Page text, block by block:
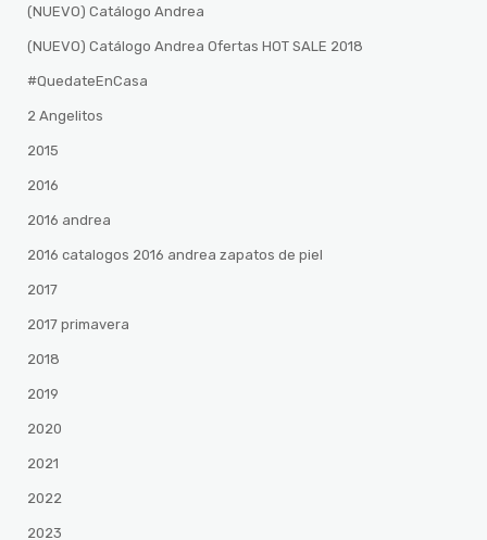
(NUEVO) Catálogo Andrea
(NUEVO) Catálogo Andrea Ofertas HOT SALE 2018
#QuedateEnCasa
2 Angelitos
2015
2016
2016 andrea
2016 catalogos 2016 andrea zapatos de piel
2017
2017 primavera
2018
2019
2020
2021
2022
2023